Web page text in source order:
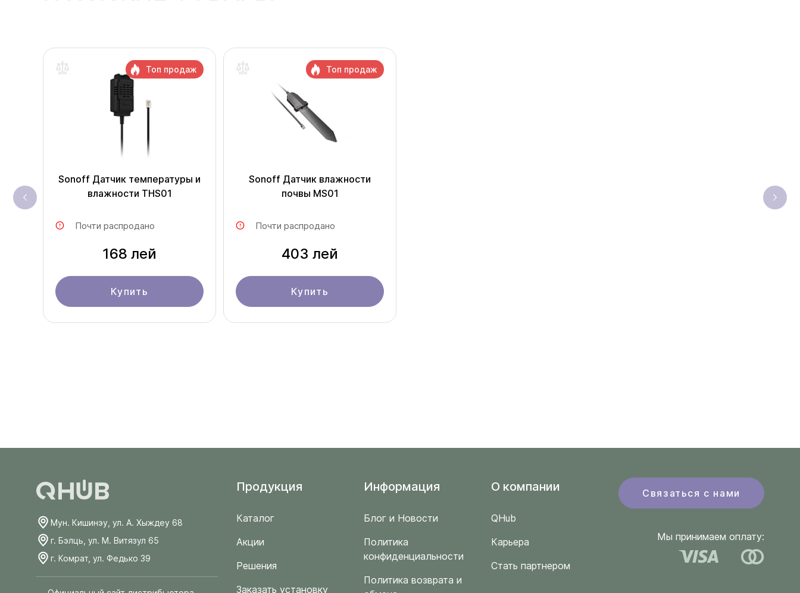
Sonoff Датчик температуры и
влажности THS01
Почти распродано
168 лей
Купить
Топ продаж
Sonoff Датчик влажности
почвы MS01
Почти распродано
403 лей
Купить
Топ продаж
Мун. Кишинэу, ул. А. Хыждеу 68
г. Бэлць, ул. М. Витязул 65
г. Комрат, ул. Федько 39
Продукция
Каталог
Акции
Решения
Заказать установку
Информация
Блог и Новости
Политика
конфиденциальности
Политика возврата и
O компании
QHub
Карьера
Стать партнером
Связаться с нами
Мы принимаем оплату: